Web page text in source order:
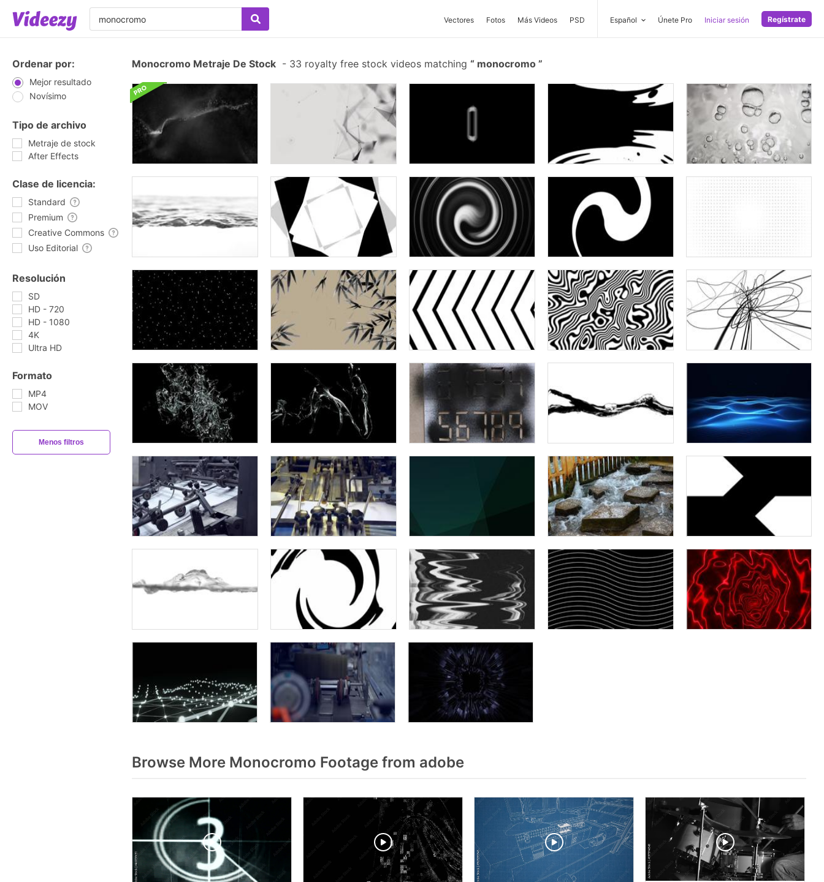
Vectores Fotos Más Videos PSD Español Únete Pro Iniciar sesión Regístrate
Ordenar por:
Mejor resultado
Novísimo
Tipo de archivo
Metraje de stock
After Effects
Clase de licencia:
Standard
Premium
Creative Commons
Uso Editorial
Resolución
SD
HD - 720
HD - 1080
4K
Ultra HD
Formato
MP4
MOV
Menos filtros
Monocromo Metraje De Stock - 33 royalty free stock videos matching monocromo
Browse More Monocromo Footage from adobe